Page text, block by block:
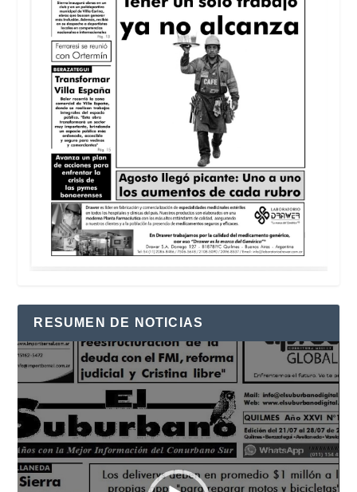
RESUMEN DE NOTICIAS
Reproductor
de
vídeo